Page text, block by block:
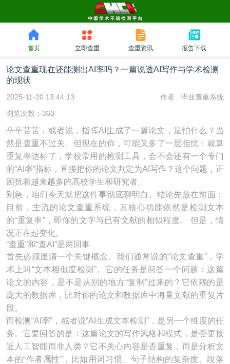
首页 立即查重 查重资讯 报告下载
论文查重现在还能测出AI率吗？一篇说透AI写作与学术检测
的现状
2025-11-20 13:44:13 作者 : 毕业查重系统
浏览次数：360
辛辛苦苦，或者说，指挥AI生成了一篇论文，最怕什么？当
然是查重不过关。但现在的你，可能又多了一层担忧：就算
重复率达标了，学校常用的检测工具，会不会还有一个专门
的“AI率”指标，直接把你的论文判定为AI写作？这个问题，正
困扰着越来越多的高校学生和研究者。
别急，咱们今天就把这件事彻底聊明白。结论先放在前面：
目前，主流的论文查重系统，其核心功能依然是检测文本
的“重复率”，即你的文字与已有文献的相似程度。 但是，情
况正在起变化。
“查重”和“查AI”是两回事
首先必须厘清一个关键概念。我们通常说的“论文查重”，学
术上叫“文本相似度检测”。它的任务是回答一个问题：这篇
论文的内容，是不是从别的地方“复制”过来的？它依赖的是
庞大的数据库，比对你的论文和数据库中海量文献的重复片
段。
而检测“AI率”，或者说“AI生成文本检测”，是另一个维度的任
务。它要回答的是：这篇论文的写作风格和模式，是否更接
近人工智能而非人类？它不关心内容是否重复，而是分析文
本的“作者属性”，比如用词习惯、句子结构的复杂度、段落